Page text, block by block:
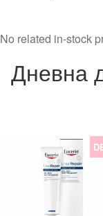
No related in-stock
Дневна